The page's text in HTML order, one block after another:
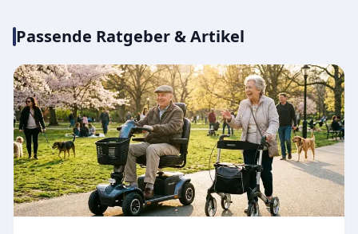
Passende Ratgeber & Artikel